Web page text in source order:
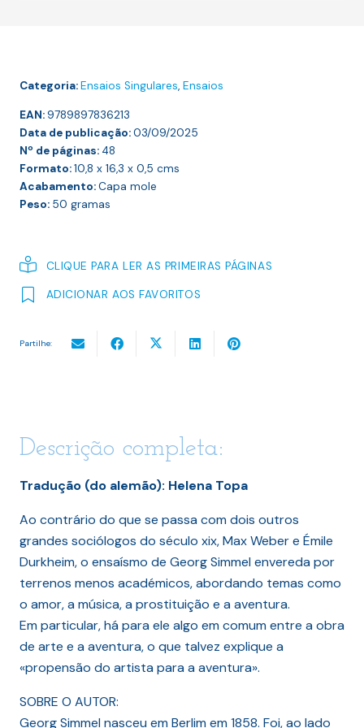
Categoria:Ensaios Singulares, Ensaios
EAN:9789897836213
Data de publicação:03/09/2025
Nº de páginas: 48
Formato:10,8 x 16,3 x 0,5 cms
Acabamento:Capa mole
Peso: 50 gramas
CLIQUE PARA LER AS PRIMEIRAS PÁGINAS
ADICIONAR AOS FAVORITOS
Partilhe:
Descrição completa:
Tradução (do alemão): Helena Topa
Ao contrário do que se passa com dois outros
grandes sociólogos do século xix, Max Weber e Émile
Durkheim, o ensaísmo de Georg Simmel envereda por
terrenos menos académicos, abordando temas como
o amor, a música, a prostituição e a aventura.
Em particular, há para ele algo em comum entre a obra
de arte e a aventura, o que talvez explique a
«propensão do artista para a aventura».
SOBRE O AUTOR:
Georg Simmel nasceu em Berlim em 1858. Foi, ao lado